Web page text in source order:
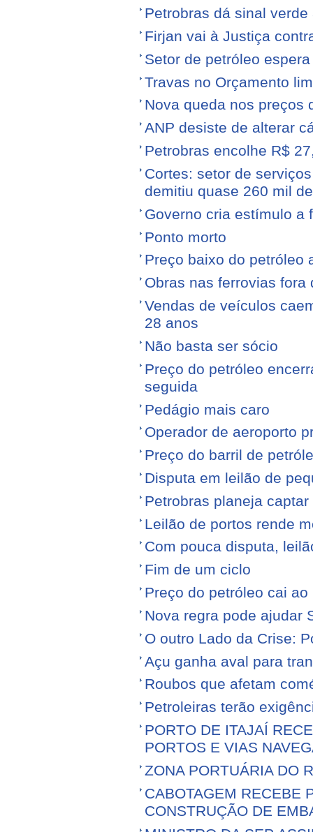
Petrobras dá sinal
Firjan vai à Justiça
Setor de petróleo
Travas no Orçamento
Nova queda nos preços
ANP desiste de alterar
Petrobras encolhe R$
Cortes: setor de
demitiu quase 260 mil
Governo cria estímulo a
Ponto morto
Preço baixo do petróleo
Obras nas ferrovias fora
Vendas de veículos
28 anos
Não basta ser sócio
Preço do petróleo
seguida
Pedágio mais caro
Operador de aeroporto
Preço do barril de
Disputa em leilão de
Petrobras planeja
Leilão de portos rende
Com pouca disputa,
Fim de um ciclo
Preço do petróleo cai
Nova regra pode ajudar
O outro Lado da Crise:
Açu ganha aval para
Roubos que afetam
Petroleiras terão
PORTO DE ITAJAÍ
PORTOS E VIAS
ZONA PORTUÁRIA DO
CABOTAGEM RECEBE
CONSTRUÇÃO DE